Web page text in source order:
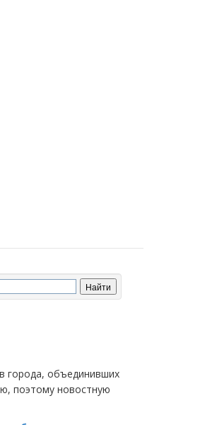
города, объединивших
поэтому новостную